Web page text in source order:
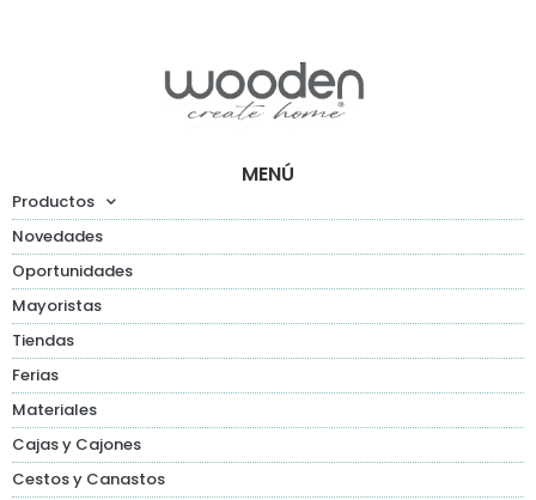
MENÚ
Productos
Novedades
Oportunidades
Mayoristas
Tiendas
Ferias
Materiales
Cajas y Cajones
Cestos y Canastos